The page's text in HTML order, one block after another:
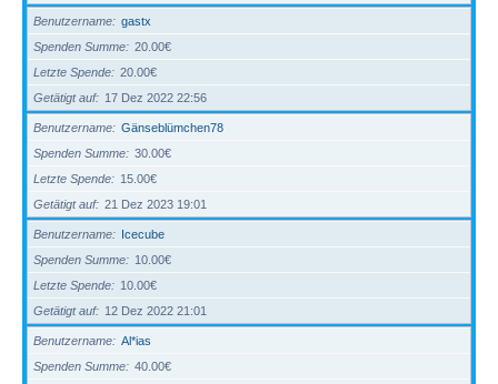
Benutzername
gastx
Spenden Summe
20.00€
Letzte Spende
20.00€
Getätigt auf
17 Dez 2022 22:56
Benutzername
Gänseblümchen78
Spenden Summe
30.00€
Letzte Spende
15.00€
Getätigt auf
21 Dez 2023 19:01
Benutzername
Icecube
Spenden Summe
10.00€
Letzte Spende
10.00€
Getätigt auf
12 Dez 2022 21:01
Benutzername
Al*ias
Spenden Summe
40.00€